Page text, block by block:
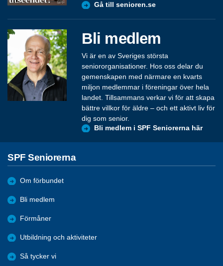
Gå till senioren.se
Bli medlem
Vi är en av Sveriges största
seniororganisationer. Hos oss delar du
gemenskapen med närmare en kvarts
miljon medlemmar i föreningar över hela
landet. Tillsammans verkar vi för att skapa
bättre villkor för äldre – och ett aktivt liv för
dig som senior.
Bli medlem i SPF Seniorerna här
SPF Seniorerna
Om förbundet
Bli medlem
Förmåner
Utbildning och aktiviteter
Så tycker vi